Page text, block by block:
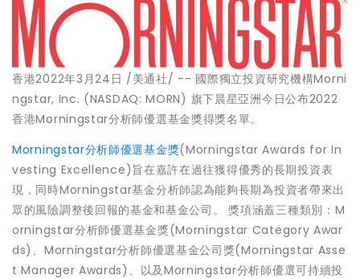
香港2022年3月24日 /美通社/ -- 國際獨立投資研究機構Morni
ngstar, Inc. (NASDAQ: MORN) 旗下晨星亞洲今日公布2022
香港Morningstar分析師優選基金獎得獎名單。
Morningstar分析師優選基金獎(Morningstar Awards for In
vesting Excellence)旨在嘉許在過往獲得優秀的長期投資表
現，同時Morningstar基金分析師認為能夠長期為投資者帶來出
眾的風險調整後回報的基金和基金公司。 獎項涵蓋三種類別：M
orningstar分析師優選基金獎(Morningstar Category Awar
ds)、Morningstar分析師優選基金公司獎(Morningstar Asse
t Manager Awards)、以及Morningstar分析師優選可持續投